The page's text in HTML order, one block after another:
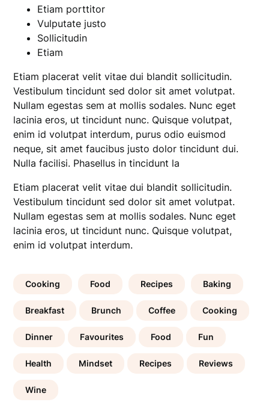
Etiam porttitor
Vulputate justo
Sollicitudin
Etiam
Etiam placerat velit vitae dui blandit sollicitudin.
Vestibulum tincidunt sed dolor sit amet volutpat.
Nullam egestas sem at mollis sodales. Nunc eget
lacinia eros, ut tincidunt nunc. Quisque volutpat,
enim id volutpat interdum, purus odio euismod
neque, sit amet faucibus justo dolor tincidunt dui.
Nulla facilisi. Phasellus in tincidunt la
Etiam placerat velit vitae dui blandit sollicitudin.
Vestibulum tincidunt sed dolor sit amet volutpat.
Nullam egestas sem at mollis sodales. Nunc eget
lacinia eros, ut tincidunt nunc. Quisque volutpat,
enim id volutpat interdum.
Cooking Food Recipes Baking
Breakfast Brunch Coffee Cooking
Dinner Favourites Food Fun
Health Mindset Recipes Reviews
Wine